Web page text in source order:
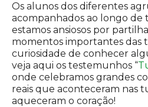
Os alunos dos diferentes
acompanhados ao longo de
estamos ansiosos por
momentos importantes das
curiosidade de conhecer
veja aqui os testemunhos “
onde celebramos grandes
reais que aconteceram nas
aqueceram o coração!